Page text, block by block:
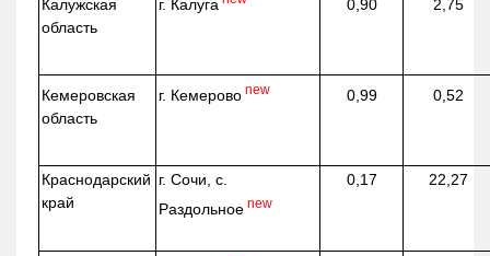
Калужская
область
г. Калуга 0,90 2,75
Кемеровская
область
г. Кемерово new 0,99 0,52
Краснодарский
край
г. Сочи, с.
Раздольное new
0,17 22,27